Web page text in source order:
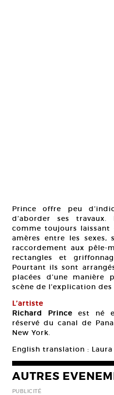
Prince offre peu
d’aborder ses
comme toujours
amères entre les sexes,
raccordement aux pêle-
rectangles et
Pourtant ils sont
placées d’une manière
scène de l’explication des
L’artiste
Richard Princeest né
réservé du canal de
New York.
English translation :
AUTRES
PUBLICITÉ